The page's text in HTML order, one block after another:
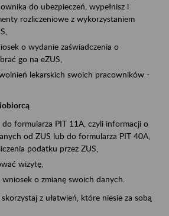
do ubezpieczeń, wypełnisz i
rozliczeniowe z wykorzystaniem
o wydanie zaświadczenia o
go na eZUS,
lekarskich swoich pracowników -
do formularza PIT 11A, czyli informacji o
od ZUS lub do formularza PIT 40A,
podatku przez ZUS,
wizytę,
wniosek o zmianę swoich danych.
z ułatwień, które niesie za sobą